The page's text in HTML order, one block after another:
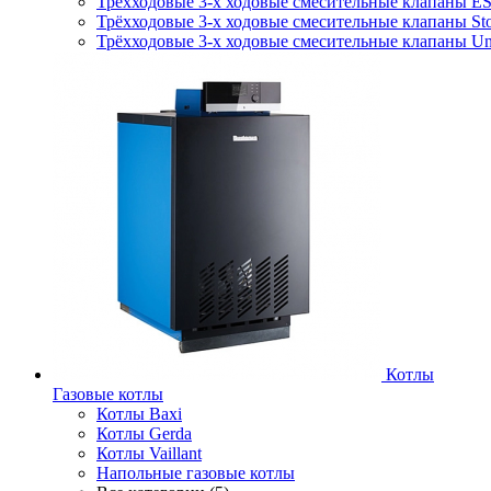
Трёхходовые 3-х ходовые смесительные клапаны
Трёхходовые 3-х ходовые смесительные клапаны
Котлы
Газовые котлы
Котлы Baxi
Котлы Gerda
Котлы Vaillant
Напольные газовые котлы